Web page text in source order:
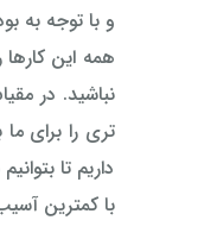
و با توجه به
همه این
نباشید. در
تری را برای
داریم تا
با کمترین